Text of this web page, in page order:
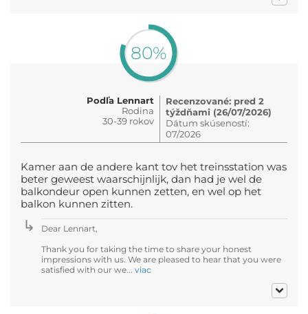
80%
Podľa Lennart
Rodina
30-39 rokov
Recenzované: pred 2
týždňami (26/07/2026)
Dátum skúseností:
07/2026
Kamer aan de andere kant tov het treinsstation was
beter geweest waarschijnlijk, dan had je wel de
balkondeur open kunnen zetten, en wel op het
balkon kunnen zitten.
Dear Lennart,
Thank you for taking the time to share your honest
impressions with us. We are pleased to hear that you were
satisfied with our we... viac